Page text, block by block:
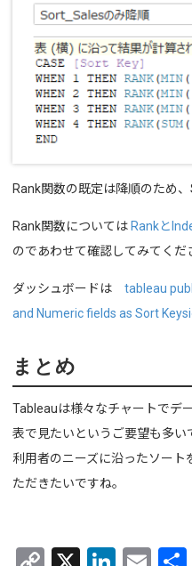
Rank関数の既定は降順のため、
Rank関数についてはRankと
のであわせて確認してみてくだ
ダッシュボードは tableau
and Numeric fields as Sort
まとめ
Tableauは様々なチャートでデ
表で見たいというご要望も多い
利用者のニーズに沿ったソー
ただきたいですね。